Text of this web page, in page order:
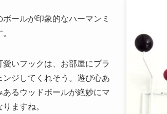
ールが印象的なハーマンミ
いフックは、お部屋にプラ
ジしてくれそう。遊び心あ
るウッドボールが絶妙にマ
ますね。